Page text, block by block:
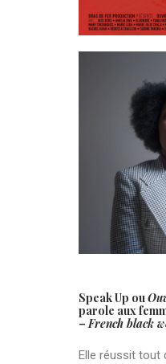
Speak Up ou
parole aux
–French black
Elle réussit tout